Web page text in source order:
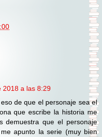
2018 a las 8:29
de que el personaje sea el
que escribe la historia me
demuestra que el personaje
apunto la serie (muy bien